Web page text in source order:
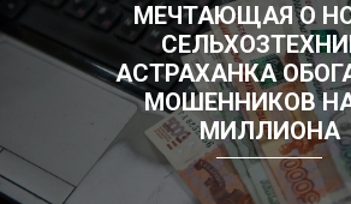
МЕЧТАЮЩАЯ О
АСТРАХАНКА
МОШЕННИКОВ
МИЛЛИОНА